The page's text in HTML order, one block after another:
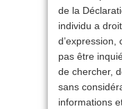
de la
individu a
d’expression,
pas être
de chercher,
sans
informations